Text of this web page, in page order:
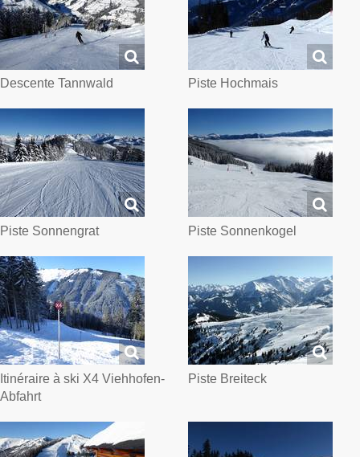
Descente Tannwald Piste Hochmais
Piste Sonnengrat Piste Sonnenkogel
Itinéraire à ski X4 Viehhofen-
Abfahrt
Piste Breiteck